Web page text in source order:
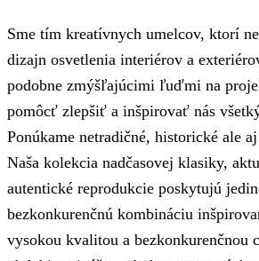
Sme tím kreatívnych umelcov, ktorí
dizajn osvetlenia interiérov a
podobne zmýšľajúcimi ľuďmi na
pomôcť zlepšiť a inšpirovať nás
Ponúkame netradičné, historické ale
Naša kolekcia nadčasovej klasiky,
autentické reprodukcie poskytujú
bezkonkurenčnú kombináciu
vysokou kvalitou a bezkonkurenčnou